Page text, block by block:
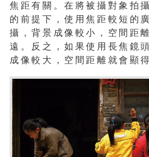
焦距有關。在將被攝對象拍
的前提下，使用焦距較短的
攝，背景成像較小，空間距
遠。反之，如果使用長焦鏡
成像較大，空間距離就會顯